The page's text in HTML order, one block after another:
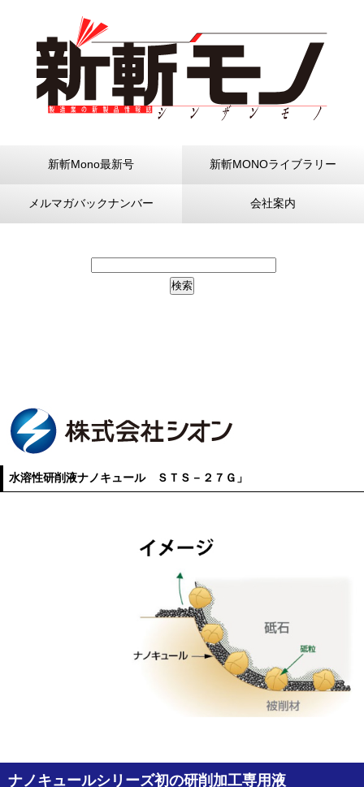
新斬Mono最新号 新斬MONOライブラリー
メルマガバックナンバー 会社案内
水溶性研削液ナノキュール ＳＴＳ－２７Ｇ」
ナノキュールシリーズ初の研削加工専用液